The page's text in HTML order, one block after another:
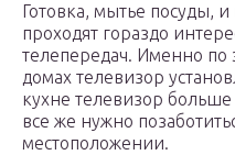
Готовка, мытье посуды,
проходят гораздо
телепередач. Именно по
домах телевизор
кухне телевизор
все же нужно
местоположении.